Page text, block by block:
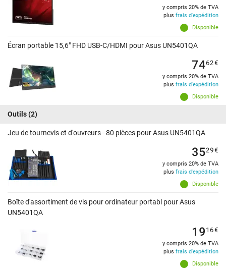
Disponible
y compris 20% de TVA
plus frais d'expédition
Écran portable 15,6" FHD USB-C/HDMI pour Asus UN5401QA
Disponible
7462€
y compris 20% de TVA
plus frais d'expédition
Outils(2)
Jeu de tournevis et d'ouvreurs - 80 pièces pour Asus UN5401QA
Disponible
3529€
y compris 20% de TVA
plus frais d'expédition
Boîte d'assortiment de vis pour ordinateur portabl pour Asus
UN5401QA
Disponible
1916€
y compris 20% de TVA
plus frais d'expédition